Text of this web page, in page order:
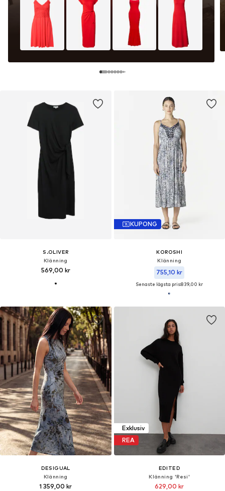
S.OLIVER
Klänning
569,00 kr
KUPONG
KOROSHI
Klänning
755,10 kr
Senaste lägsta pris:839,00 kr
DESIGUAL
Klänning
1 359,00 kr
Exklusiv
REA
EDITED
Klänning 'Resi'
629,00 kr